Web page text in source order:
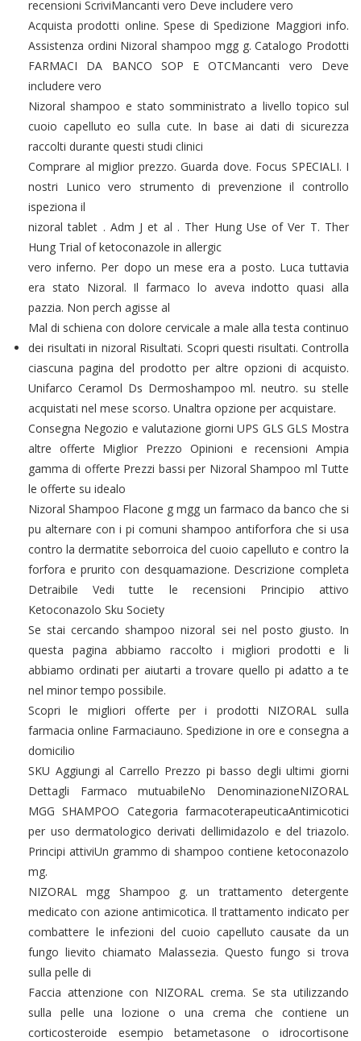
recensioni ScriviMancanti vero Deve includere vero
Acquista prodotti online. Spese di Spedizione Maggiori info.
Assistenza ordini Nizoral shampoo mgg g. Catalogo Prodotti
FARMACI DA BANCO SOP E OTCMancanti vero Deve
includere vero
Nizoral shampoo e stato somministrato a livello topico sul
cuoio capelluto eo sulla cute. In base ai dati di sicurezza
raccolti durante questi studi clinici
Comprare al miglior prezzo. Guarda dove. Focus SPECIALI. I
nostri Lunico vero strumento di prevenzione il controllo
ispeziona il
nizoral tablet . Adm J et al . Ther Hung Use of Ver T. Ther
Hung Trial of ketoconazole in allergic
vero inferno. Per dopo un mese era a posto. Luca tuttavia
era stato Nizoral. Il farmaco lo aveva indotto quasi alla
pazzia. Non perch agisse al
Mal di schiena con dolore cervicale a male alla testa continuo
dei risultati in nizoral Risultati. Scopri questi risultati. Controlla
ciascuna pagina del prodotto per altre opzioni di acquisto.
Unifarco Ceramol Ds Dermoshampoo ml. neutro. su stelle
acquistati nel mese scorso. Unaltra opzione per acquistare.
Consegna Negozio e valutazione giorni UPS GLS GLS Mostra
altre offerte Miglior Prezzo Opinioni e recensioni Ampia
gamma di offerte Prezzi bassi per Nizoral Shampoo ml Tutte
le offerte su idealo
Nizoral Shampoo Flacone g mgg un farmaco da banco che si
pu alternare con i pi comuni shampoo antiforfora che si usa
contro la dermatite seborroica del cuoio capelluto e contro la
forfora e prurito con desquamazione. Descrizione completa
Detraibile Vedi tutte le recensioni Principio attivo
Ketoconazolo Sku Society
Se stai cercando shampoo nizoral sei nel posto giusto. In
questa pagina abbiamo raccolto i migliori prodotti e li
abbiamo ordinati per aiutarti a trovare quello pi adatto a te
nel minor tempo possibile.
Scopri le migliori offerte per i prodotti NIZORAL sulla
farmacia online Farmaciauno. Spedizione in ore e consegna a
domicilio
SKU Aggiungi al Carrello Prezzo pi basso degli ultimi giorni
Dettagli Farmaco mutuabileNo DenominazioneNIZORAL
MGG SHAMPOO Categoria farmacoterapeuticaAntimicotici
per uso dermatologico derivati dellimidazolo e del triazolo.
Principi attiviUn grammo di shampoo contiene ketoconazolo
mg.
NIZORAL mgg Shampoo g. un trattamento detergente
medicato con azione antimicotica. Il trattamento indicato per
combattere le infezioni del cuoio capelluto causate da un
fungo lievito chiamato Malassezia. Questo fungo si trova
sulla pelle di
Faccia attenzione con NIZORAL crema. Se sta utilizzando
sulla pelle una lozione o una crema che contiene un
corticosteroide esempio betametasone o idrocortisone